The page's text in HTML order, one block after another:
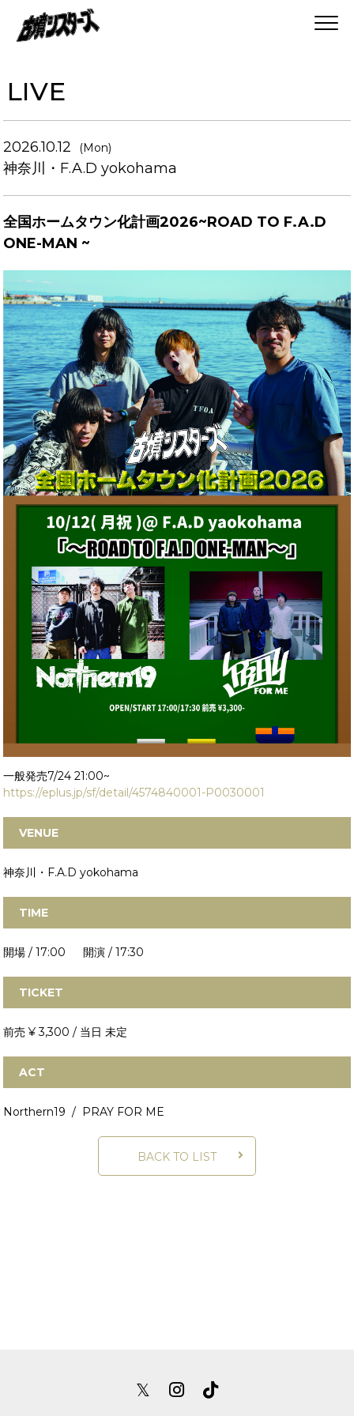
LIVE
2026.10.12 (Mon)
神奈川・F.A.D yokohama
全国ホームタウン化計画2026~ROAD TO F.A.D
ONE-MAN ~
一般発売7/24 21:00~
https://eplus.jp/sf/detail/4574840001-P0030001
VENUE
神奈川・F.A.D yokohama
TIME
開場 / 17:00 開演 / 17:30
TICKET
前売 ¥ 3,300 / 当日 未定
ACT
Northern19 / PRAY FOR ME
BACK TO LIST
𝕏